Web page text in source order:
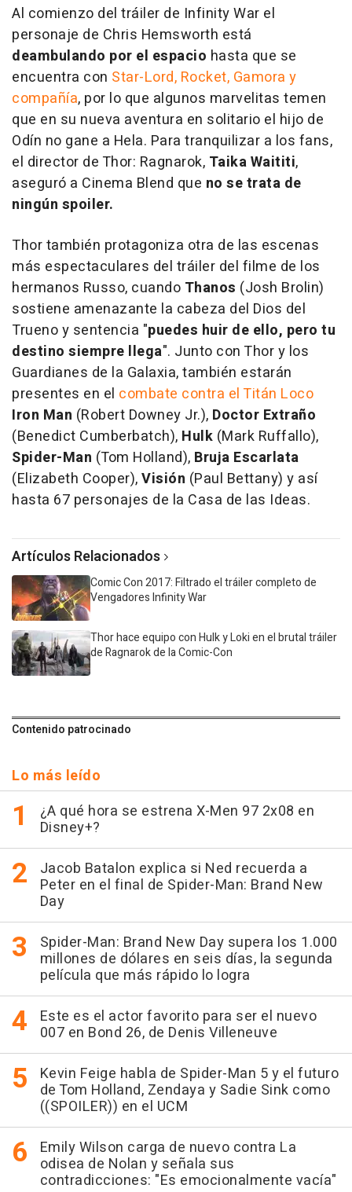
Al comienzo del tráiler de Infinity War el
personaje de Chris Hemsworth está
deambulando por el espacio hasta que se
encuentra con Star-Lord, Rocket, Gamora y
compañía, por lo que algunos marvelitas temen
que en su nueva aventura en solitario el hijo de
Odín no gane a Hela. Para tranquilizar a los fans,
el director de Thor: Ragnarok, Taika Waititi,
aseguró a Cinema Blend que no se trata de
ningún spoiler.
Thor también protagoniza otra de las escenas
más espectaculares del tráiler del filme de los
hermanos Russo, cuando Thanos (Josh Brolin)
sostiene amenazante la cabeza del Dios del
Trueno y sentencia "puedes huir de ello, pero tu
destino siempre llega". Junto con Thor y los
Guardianes de la Galaxia, también estarán
presentes en el combate contra el Titán Loco
Iron Man (Robert Downey Jr.), Doctor Extraño
(Benedict Cumberbatch), Hulk (Mark Ruffallo),
Spider-Man (Tom Holland), Bruja Escarlata
(Elizabeth Cooper),Visión (Paul Bettany) y así
hasta 67 personajes de la Casa de las Ideas.
Artículos Relacionados
Comic Con 2017: Filtrado el tráiler completo de
Vengadores Infinity War
Thor hace equipo con Hulk y Loki en el brutal tráiler
de Ragnarok de la Comic-Con
Contenido patrocinado
Lo más leído
¿A qué hora se estrena X-Men 97 2x08 en
Disney+?
Jacob Batalon explica si Ned recuerda a
Peter en el final de Spider-Man: Brand New
Day
Spider-Man: Brand New Day supera los 1.000
millones de dólares en seis días, la segunda
película que más rápido lo logra
Este es el actor favorito para ser el nuevo
007 en Bond 26, de Denis Villeneuve
Kevin Feige habla de Spider-Man 5 y el futuro
de Tom Holland, Zendaya y Sadie Sink como
((SPOILER)) en el UCM
Emily Wilson carga de nuevo contra La
odisea de Nolan y señala sus
contradicciones: "Es emocionalmente vacía"